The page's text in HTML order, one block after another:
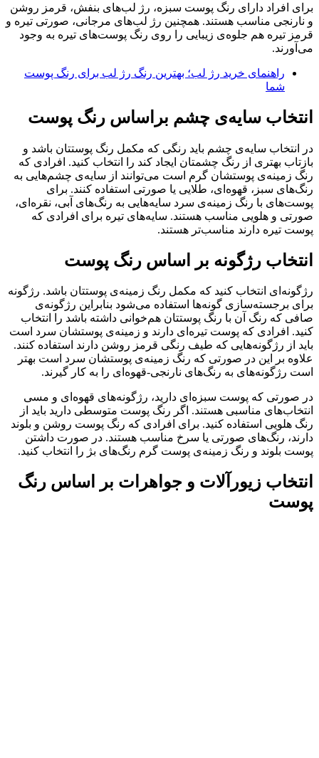
برای افراد دارای رنگ پوست سبزه، رژ لب‌های بنفش، قرمز روشن
و نارنجی مناسب هستند. همچنین رژ لب‌های مرجانی، صورتی تیره و
قرمز تیره هم جلوه‌ی زیبایی را روی رنگ پوست‌های تیره به وجود
می‌آورند.
راهنمای خرید رژ لب؛ بهترین رنگ رژ لب برای رنگ پوست
شما
انتخاب سایه‌ی چشم براساس رنگ پوست
در انتخاب سایه‌ی چشم باید رنگی که مکمل رنگ پوستتان باشد و
بازتاب بهتری از رنگ چشمتان ایجاد کند را انتخاب کنید. افرادی که
رنگ زمینه‌ی پوستشان گرم است می‌توانند از سایه‌ی چشم‌هایی به
رنگ‌های سبز، قهوه‌ای، طلایی یا صورتی استفاده کنند. برای
پوست‌های با رنگ زمینه‌ی سرد سایه‌هایی به رنگ‌های آبی، نقره‌ای،
صورتی و هلویی مناسب هستند. سایه‌های تیره برای افرادی که
پوست تیره دارند مناسب‌تر هستند.
انتخاب رژگونه بر اساس رنگ پوست
رژگونه‌ای انتخاب کنید که مکمل رنگ زمینه‌ی پوستتان باشد. رژگونه
برای برجسته‌سازی گونه‌ها استفاده می‌شود بنابراین رژگونه‌ی
صافی که رنگ آن با رنگ پوستتان هم‌خوانی داشته باشد را انتخاب
کنید. افرادی که پوست تیره‌ای دارند و زمینه‌ی پوستشان سرد است
باید از رژگونه‌هایی که طیف رنگی قرمز روشن دارند استفاده کنند.
علاوه بر این در صورتی که رنگ زمینه‌ی پوستشان سرد است بهتر
است رژگونه‌های به رنگ‌های نارنجی-قهوه‌ای را به کار گیرند.
در صورتی که پوست سبزه‌ای دارید، رژگونه‌های قهوه‌ای و مسی
انتخاب‌های مناسبی هستند. اگر رنگ پوست متوسطی دارید باید از
رنگ هلویی استفاده کنید. برای افرادی که رنگ پوست روشن و بلوند
دارند، رنگ‌های صورتی یا سرخ مناسب هستند. در صورت داشتن
پوست بلوند و رنگ زمینه‌ی پوست گرم رنگ‌های بژ را انتخاب کنید.
انتخاب زیورآلات و جواهرات بر اساس رنگ
پوست